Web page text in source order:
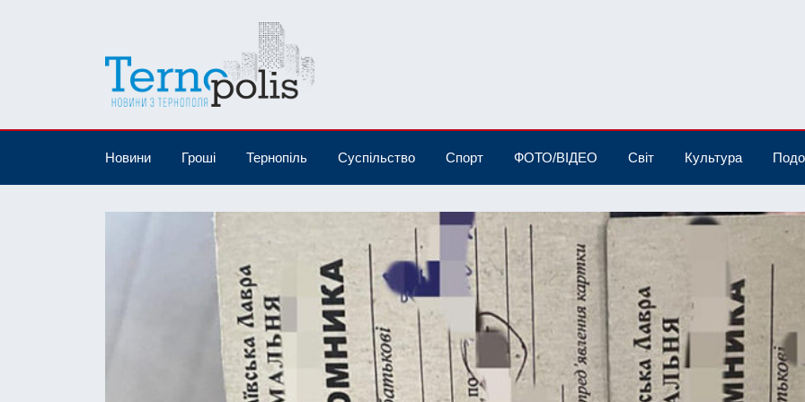
Новини Гроші Тернопіль Суспільство Спорт ФОТО/ВІДЕО Світ Культура